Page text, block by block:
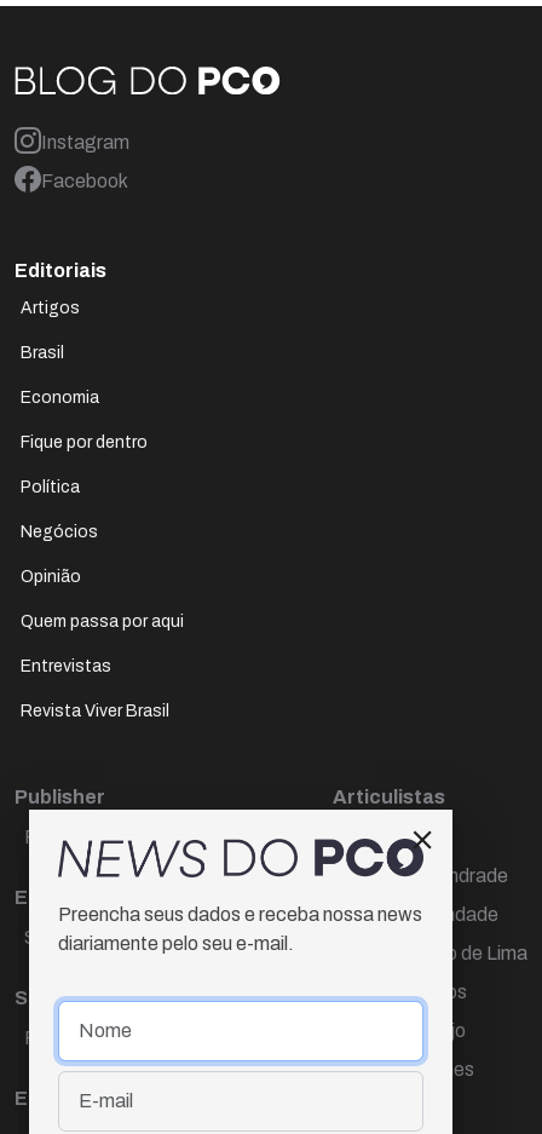
Instagram
Facebook
Editoriais
Artigos
Brasil
Economia
Fique por dentro
Política
Negócios
Opinião
Quem passa por aqui
Entrevistas
Revista Viver Brasil
Publisher
Paulo Cesar de Oliveira
Editora Chefe
Sueli Cotta
Sub-editora
Raquel Ayres
Equipe
Articulistas
Décio Freire
Dr Marcos Andrade
Hamilton Trindade
Igor Carvalho de Lima
Mario Campos
Renata Araújo
Wagner Gomes
Preencha seus dados e receba nossa news
diariamente pelo seu e-mail.